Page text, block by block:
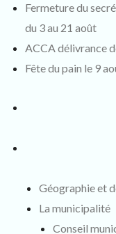
Fermeture du
du 3 au 21 août
ACCA délivrance
Fête du pain le 9
Géographie et
La municipalité
Conseil